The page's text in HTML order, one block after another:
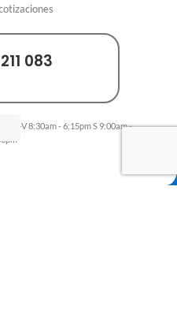
083
L-V 8:30am - 6:15pm S 9:00am -